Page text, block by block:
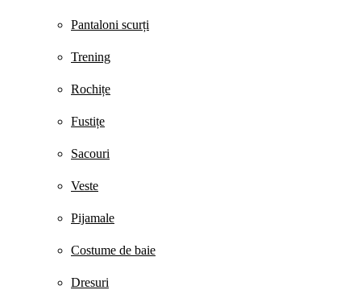
Pantaloni scurți
Trening
Rochițe
Fustițe
Sacouri
Veste
Pijamale
Costume de baie
Dresuri